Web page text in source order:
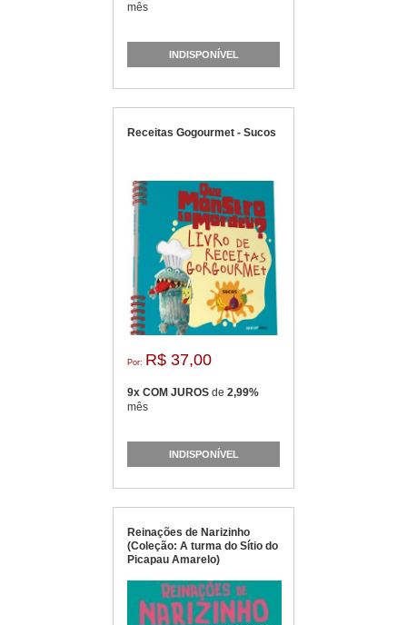
mês
INDISPONÍVEL
Receitas Gogourmet - Sucos
Por: R$ 37,00
9x COM JUROS de 2,99%
mês
INDISPONÍVEL
Reinações de Narizinho
(Coleção: A turma do Sítio do
Picapau Amarelo)